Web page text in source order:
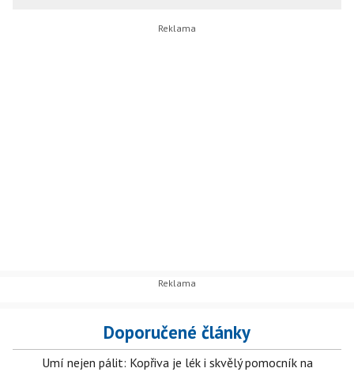
Doporučené články
Umí nejen pálit: Kopřiva je lék i skvělý pomocník na